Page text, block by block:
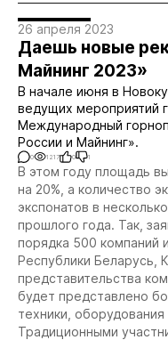
26 апреля 2023
Даешь новые
Майнинг 2023»
В начале июня в
ведущих мероприятий
Международный
России и Майнинг».
0 1217 0 1
В этом году площадь
на 20%, а количество
экспонатов в
прошлого года. Так,
порядка 500 компаний
Республики Беларусь,
представительства
будет представлено
техники,
Традиционными